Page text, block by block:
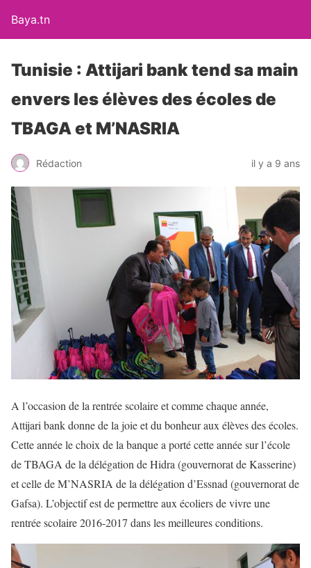
Baya.tn
Tunisie : Attijari bank tend sa main
envers les élèves des écoles de
TBAGA et M’NASRIA
Rédaction il y a 9 ans
A l’occasion de la rentrée scolaire et comme chaque année,
Attijari bank donne de la joie et du bonheur aux élèves des écoles.
Cette année le choix de la banque a porté cette année sur l’école
de TBAGA de la délégation de Hidra (gouvernorat de Kasserine)
et celle de M’NASRIA de la délégation d’Essnad (gouvernorat de
Gafsa). L’objectif est de permettre aux écoliers de vivre une
rentrée scolaire 2016-2017 dans les meilleures conditions.